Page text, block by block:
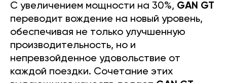
С увеличением мощности на 30%, GAN GT
переводит вождение на новый уровень,
обеспечивая не только улучшенную
производительность, но и
непревзойденное удовольствие от
каждой поездки. Сочетание этих